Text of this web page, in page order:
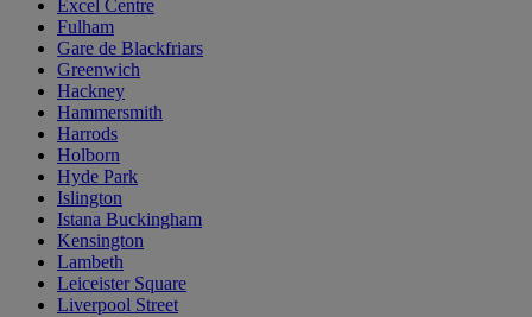
Excel Centre
Fulham
Gare de Blackfriars
Greenwich
Hackney
Hammersmith
Harrods
Holborn
Hyde Park
Islington
Istana Buckingham
Kensington
Lambeth
Leiceister Square
Liverpool Street